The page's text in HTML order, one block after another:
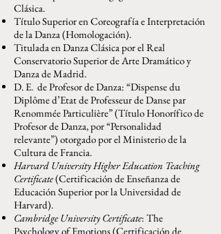
Clásica.
Título Superior en Coreografía e Interpretación
de la Danza (Homologación).
Titulada en Danza Clásica por el Real
Conservatorio Superior de Arte Dramático y
Danza de Madrid.
D. E. de Profesor de Danza: “Dispense du
Diplôme d’Etat de Professeur de Danse par
Renommée Particulière” (Título Honorífico de
Profesor de Danza, por “Personalidad
relevante”) otorgado por el Ministerio de la
Cultura de Francia.
Harvard University Higher Education Teaching
Certificate(Certificación de Enseñanza de
Educación Superior por la Universidad de
Harvard).
Cambridge University Certificate: The
Psychology of Emotions (Certificación de